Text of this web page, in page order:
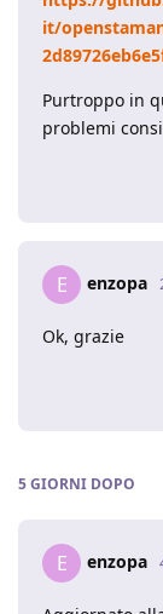
it/
Purtroppo in
problemi
E enzopa
Ok, grazie
5 GIORNI DOPO
E enzopa